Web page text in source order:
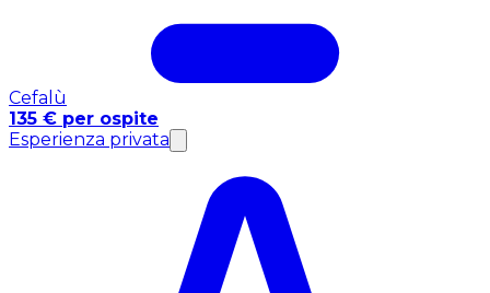
Cefalù
135 € per ospite
Esperienza privata